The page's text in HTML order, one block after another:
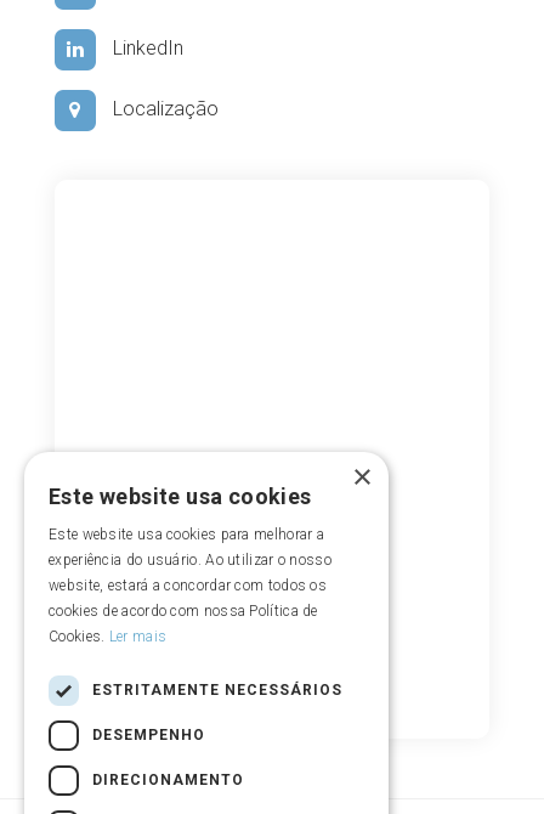
LinkedIn
Localização
×
Este website usa cookies
Este website usa cookies para melhorar a
experiência do usuário. Ao utilizar o nosso
website, estará a concordar com todos os
cookies de acordo com nossa Política de
Cookies. Ler mais
ESTRITAMENTE NECESSÁRIOS
DESEMPENHO
DIRECIONAMENTO